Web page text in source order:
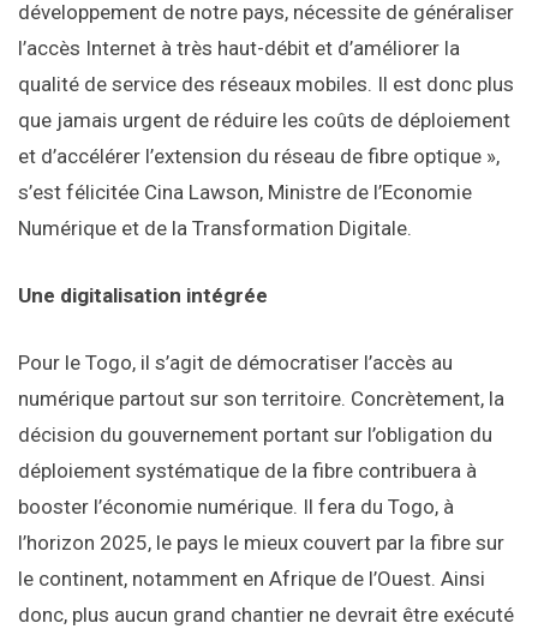
développement de notre pays, nécessite de généraliser
l’accès Internet à très haut-débit et d’améliorer la
qualité de service des réseaux mobiles. Il est donc plus
que jamais urgent de réduire les coûts de déploiement
et d’accélérer l’extension du réseau de fibre optique »,
s’est félicitée Cina Lawson, Ministre de l’Economie
Numérique et de la Transformation Digitale.
Une digitalisation intégrée
Pour le Togo, il s’agit de démocratiser l’accès au
numérique partout sur son territoire. Concrètement, la
décision du gouvernement portant sur l’obligation du
déploiement systématique de la fibre contribuera à
booster l’économie numérique. Il fera du Togo, à
l’horizon 2025, le pays le mieux couvert par la fibre sur
le continent, notamment en Afrique de l’Ouest. Ainsi
donc, plus aucun grand chantier ne devrait être exécuté